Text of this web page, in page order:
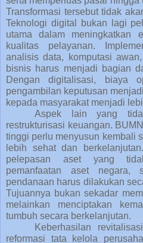
Transformasi tersebut tidak
Teknologi digital bukan lagi
utama dalam meningkatkan
kualitas pelayanan.
analisis data, komputasi
bisnis harus menjadi bagian
Dengan digitalisasi, biaya
pengambilan keputusan
kepada masyarakat menjadi
Aspek lain yang
restrukturisasi keuangan.
tinggi perlu menyusun kembali
lebih sehat dan
pelepasan aset yang
pemanfaatan aset negara,
pendanaan harus dilakukan
Tujuannya bukan sekadar
melainkan menciptakan
tumbuh secara berkelanjutan.
Keberhasilan
reformasi tata kelola